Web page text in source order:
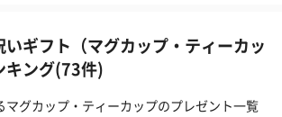
ギフト（マグカップ・ティーカッ
キング(73件)
マグカップ・ティーカップのプレゼント一覧